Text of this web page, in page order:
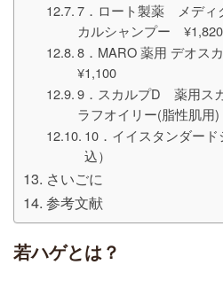
7．ロート製薬 メディ
カルシャンプー ¥1,820
8．MARO 薬用 デオス
¥1,100
9．スカルプD 薬用ス
ラフオイリー(脂性肌用
10．イイスタンダー
込）
さいごに
参考文献
若ハゲとは？